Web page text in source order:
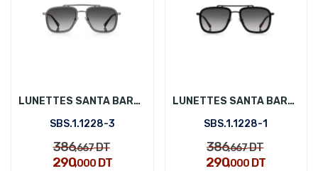
LUNETTES SANTA BARBARA POLO SBS.1.1228-3
SBS.1.1228-3
386,667DT
290,000DT
LUNETTES SANTA BARBARA POLO SBS.1.1228-1
SBS.1.1228-1
386,667DT
290,000 DT